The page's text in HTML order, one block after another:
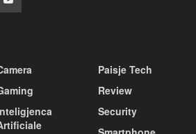
Paisje Tech
Review
Security